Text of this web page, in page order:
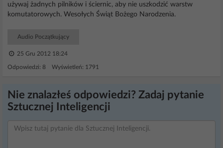
używaj żadnych pilników i ściernic, aby nie uszkodzić warstw
komutatorowych. Wesołych Świąt Bożego Narodzenia.
Audio Początkujący
25 Gru 2012 18:24
Odpowiedzi: 8 Wyświetleń: 1791
Nie znalazłeś odpowiedzi? Zadaj pytanie
Sztucznej Inteligencji